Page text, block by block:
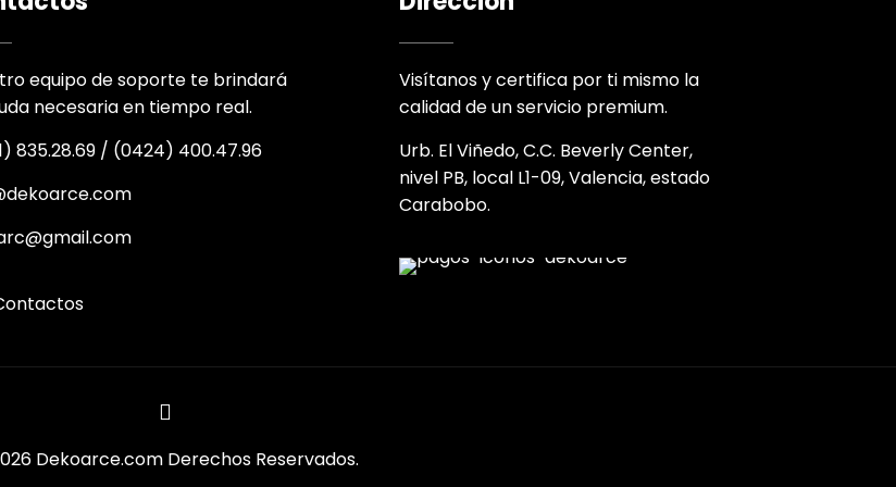
equipo de soporte te brindará
necesaria en tiempo real.
835.28.69/ (0424) 400.47.96
Visítanos y certifica por ti mismo la
calidad de un servicio premium.
Urb. El Viñedo, C.C. Beverly Center,
nivel PB, local L1-09, Valencia, estado
Carabobo.
Dekoarce.com Derechos Reservados.